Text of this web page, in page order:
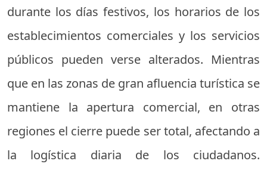
durante los días festivos, los horarios de los
establecimientos comerciales y los servicios
públicos pueden verse alterados. Mientras
que en las zonas de gran afluencia turística se
mantiene la apertura comercial, en otras
regiones el cierre puede ser total, afectando a
la logística diaria de los ciudadanos.